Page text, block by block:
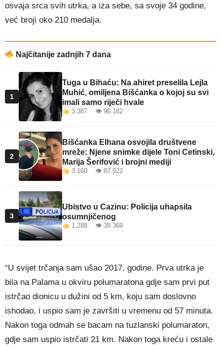
osvaja srca svih utrka, a iza sebe, sa svoje 34 godine,
već broji oko 210 medalja.
Najčitanije zadnjih 7 dana
1
Tuga u Bihaću: Na ahiret preselila Lejla
Muhić, omiljena Bišćanka o kojoj su svi
imali samo riječi hvale
3.387 👁 96.182
2
Bišćanka Elhana osvojila društvene
mreže: Njene snimke dijele Toni Cetinski,
Marija Šerifović i brojni mediji
3.160 👁 87.922
3
Ubistvo u Cazinu: Policija uhapsila
osumnjičenog
1.288 👁 39.369
“U svijet trčanja sam ušao 2017. godine. Prva utrka je
bila na Palama u okviru polumaratona gdje sam prvi put
istrčao dionicu u dužini od 5 km, koju sam doslovno
ishodao, i uspio sam je završiti u vremenu od 57 minuta.
Nakon toga odmah se bacam na tuzlanski polumaraton,
gdje sam uspio istrčati 21 km. Nakon toga kreću i ostale